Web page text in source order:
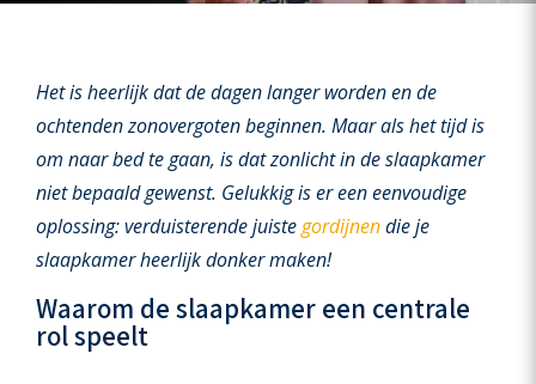
Het is heerlijk dat de dagen langer worden en de
ochtenden zonovergoten beginnen. Maar als het tijd is
om naar bed te gaan, is dat zonlicht in de slaapkamer
niet bepaald gewenst. Gelukkig is er een eenvoudige
oplossing: verduisterende juistegordijnendie je
slaapkamer heerlijk donker maken!
Waarom de slaapkamer een centrale
rol speelt